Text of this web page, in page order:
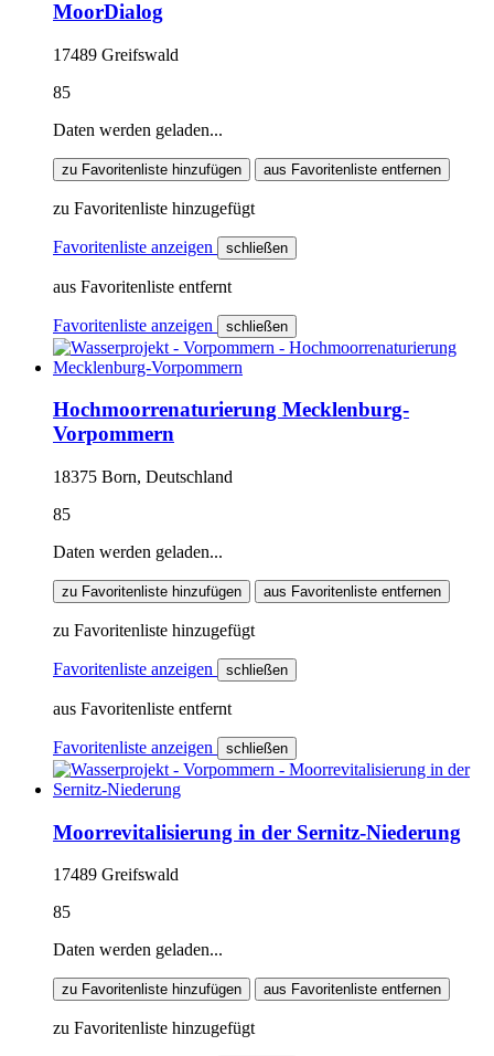
MoorDialog
17489 Greifswald
85
Daten werden geladen...
zu Favoritenliste hinzufügen aus Favoritenliste entfernen
zu Favoritenliste hinzugefügt
Favoritenliste anzeigen schließen
aus Favoritenliste entfernt
Favoritenliste anzeigen schließen
Hochmoorrenaturierung Mecklenburg-
Vorpommern
18375 Born, Deutschland
85
Daten werden geladen...
zu Favoritenliste hinzufügen aus Favoritenliste entfernen
zu Favoritenliste hinzugefügt
Favoritenliste anzeigen schließen
aus Favoritenliste entfernt
Favoritenliste anzeigen schließen
Moorrevitalisierung in der Sernitz-Niederung
17489 Greifswald
85
Daten werden geladen...
zu Favoritenliste hinzufügen aus Favoritenliste entfernen
zu Favoritenliste hinzugefügt